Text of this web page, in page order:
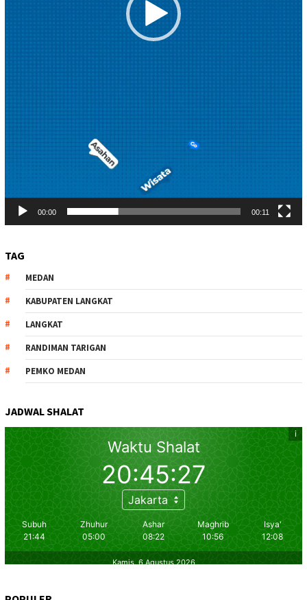
00:00 00:11
TAG
MEDAN
KABUPATEN LANGKAT
LANGKAT
RANDIMAN TARIGAN
PEMKO MEDAN
JADWAL SHALAT